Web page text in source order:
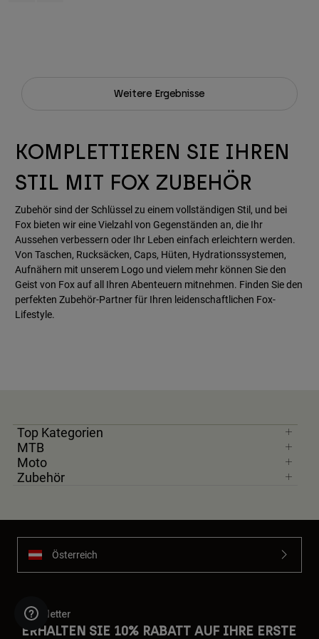
Weitere Ergebnisse
KOMPLETTIEREN SIE IHREN
STIL MIT FOX ZUBEHÖR
Zubehör sind der Schlüssel zu einem vollständigen Stil, und bei
Fox bieten wir eine Vielzahl von Gegenständen an, die Ihr
Aussehen verbessern oder Ihr Leben einfach erleichtern werden.
Von Taschen, Rucksäcken, Caps, Hüten, Hydrationssystemen,
Aufnähern mit unserem Logo und vielem mehr können Sie den
Geist von Fox auf all Ihren Abenteuern mitnehmen. Finden Sie den
perfekten Zubehör-Partner für Ihren leidenschaftlichen Fox-
Lifestyle.
Top Kategorien
MTB
Moto
Zubehör
Österreich
Newsletter
ERHALTEN SIE 10% RABATT AUF IHRE ERSTE